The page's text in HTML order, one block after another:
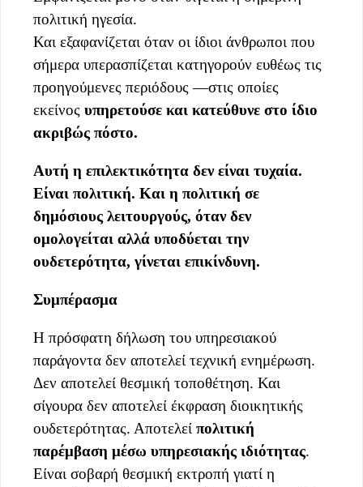
πολιτική ηγεσία.
Και εξαφανίζεται όταν οι ίδιοι άνθρωποι που
σήμερα υπερασπίζεται κατηγορούν ευθέως τις
προηγούμενες περιόδους —στις οποίες
εκείνος υπηρετούσε και κατεύθυνε στο ίδιο
ακριβώς πόστο.
Αυτή η επιλεκτικότητα δεν είναι τυχαία.
Είναι πολιτική. Και η πολιτική σε
δημόσιους λειτουργούς, όταν δεν
ομολογείται αλλά υποδύεται την
ουδετερότητα, γίνεται επικίνδυνη.
Συμπέρασμα
Η πρόσφατη δήλωση του υπηρεσιακού
παράγοντα δεν αποτελεί τεχνική ενημέρωση.
Δεν αποτελεί θεσμική τοποθέτηση. Και
σίγουρα δεν αποτελεί έκφραση διοικητικής
ουδετερότητας. Αποτελεί πολιτική
παρέμβαση μέσω υπηρεσιακής ιδιότητας.
Είναι σοβαρή θεσμική εκτροπή γιατί η